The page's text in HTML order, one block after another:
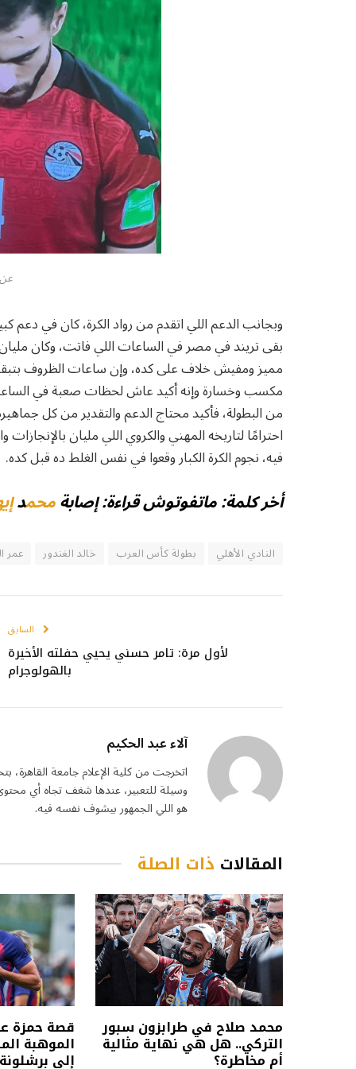
وبجانب الدعم اللي اتقدم من رواد الكرة، كان في دعم
بقى تريند في مصر في الساعات اللي فاتت، وكان
مميز ومفيش خلاف على كده، وإن ساعات الظروف
مكسب وخسارة وإنه أكيد عاش لحظات صعبة في
من البطولة، فأكيد محتاج الدعم والتقدير من كل
احترامًا لتاريخه المهني والكروي اللي مليان
فيه، نجوم الكرة الكبار وقعوا في نفس الغلط ده قبل كده.
أخر كلمة: ماتفوتوش قراءة: إصابةمحمد
النادي الأهلي بطولة كأس العرب خالد الغندور عمر
السابق
لأول مرة: تامر حسني يحيي حفلته الأخيرة
بالهولوجرام
آلاء عبد الحكيم
اتخرجت من كلية الإعلام جامعة
وسيلة للتعبير، عندها شغف تجاه أي
هو اللي الجمهور بيشوف نفسه فيه.
المقالات ذات الصلة
محمد صلاح في طرابزون سبور
التركي.. هل هي نهاية مثالية
أم مخاطرة؟
قصة حمزة
الموهبة
إلى